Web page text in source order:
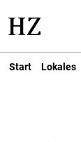
Start Lokales